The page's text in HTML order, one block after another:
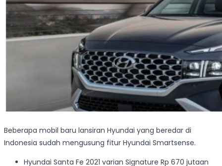
Beberapa mobil baru lansiran Hyundai yang beredar di
Indonesia sudah mengusung fitur Hyundai Smartsense.
Hyundai Santa Fe 2021 varian Signature Rp 670 jutaan